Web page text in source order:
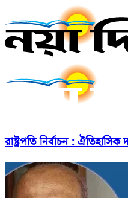
রাষ্ট্রপতি নির্বাচন :